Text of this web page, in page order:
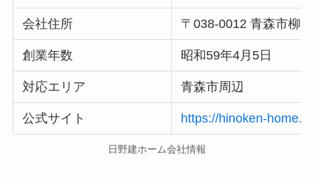
会社住所 〒038-0012 青森市柳
創業年数 昭和59年4月5日
対応エリア 青森市周辺
公式サイト https://hinoken-
日野建ホーム会社情報